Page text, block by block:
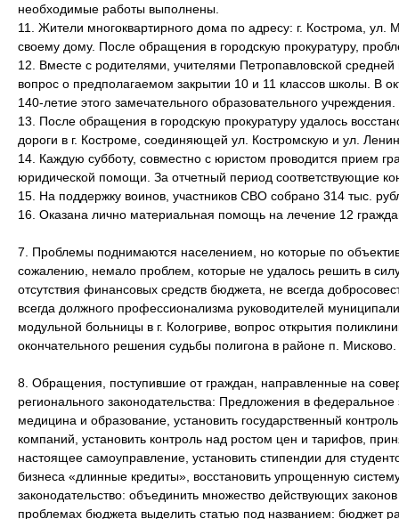
необходимые работы выполнены.
11. Жители многоквартирного дома по адресу: г. Кострома,
своему дому. После обращения в городскую прокуратуру,
12. Вместе с родителями, учителями Петропавловской
вопрос о предполагаемом закрытии 10 и 11 классов школы. В
140-летие этого замечательного образовательного учреждения.
13. После обращения в городскую прокуратуру удалось
дороги в г. Костроме, соединяющей ул. Костромскую и ул.
14. Каждую субботу, совместно с юристом проводится прием
юридической помощи. За отчетный период соответствующие
15. На поддержку воинов, участников СВО собрано 314 тыс.
16. Оказана лично материальная помощь на лечение 12
7. Проблемы поднимаются населением, но которые по
сожалению, немало проблем, которые не удалось решить в
отсутствия финансовых средств бюджета, не всегда
всегда должного профессионализма руководителей
модульной больницы в г. Кологриве, вопрос открытия
окончательного решения судьбы полигона в районе п. Мисково.
8. Обращения, поступившие от граждан, направленные на
регионального законодательства: Предложения в федеральное
медицина и образование, установить государственный
компаний, установить контроль над ростом цен и тарифов,
настоящее самоуправление, установить стипендии для
бизнеса «длинные кредиты», восстановить упрощенную
законодательство: объединить множество действующих
проблемах бюджета выделить статью под названием: бюджет